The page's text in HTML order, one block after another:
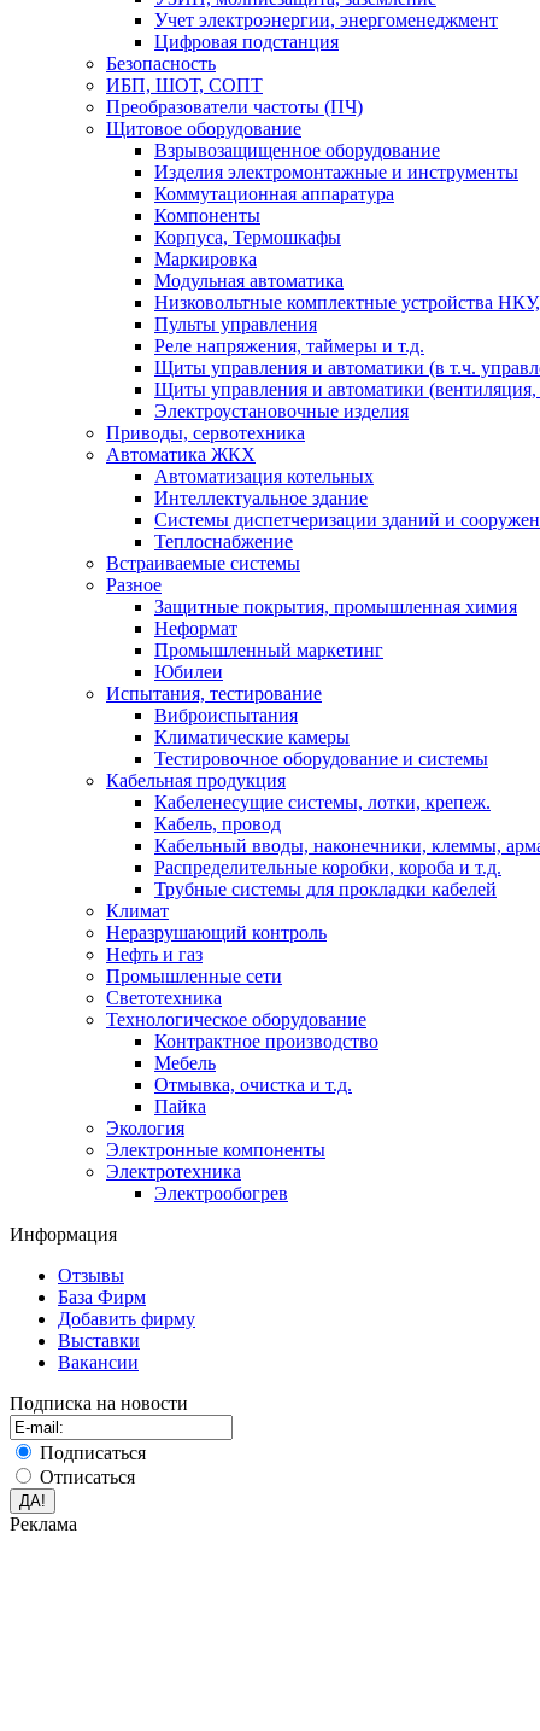
Учет электроэнергии, энергоменеджмент
Цифровая подстанция
Безопасность
ИБП, ШОТ, СОПТ
Преобразователи частоты (ПЧ)
Щитовое оборудование
Взрывозащищенное оборудование
Изделия электромонтажные и инструменты
Коммутационная аппаратура
Компоненты
Корпуса, Термошкафы
Маркировка
Модульная автоматика
Низковольтные комплектные устройства
Пульты управления
Реле напряжения, таймеры и т.д.
Щиты управления и автоматики (в т.ч.
Щиты управления и автоматики (вентиляция,
Электроустановочные изделия
Приводы, сервотехника
Автоматика ЖКХ
Автоматизация котельных
Интеллектуальное здание
Системы диспетчеризации зданий и
Теплоснабжение
Встраиваемые системы
Разное
Защитные покрытия, промышленная химия
Неформат
Промышленный маркетинг
Юбилеи
Испытания, тестирование
Виброиспытания
Климатические камеры
Тестировочное оборудование и системы
Кабельная продукция
Кабеленесущие системы, лотки, крепеж.
Кабель, провод
Кабельный вводы, наконечники, клеммы,
Распределительные коробки, короба и т.д.
Трубные системы для прокладки кабелей
Климат
Неразрушающий контроль
Нефть и газ
Промышленные сети
Светотехника
Технологическое оборудование
Контрактное производство
Мебель
Отмывка, очистка и т.д.
Пайка
Экология
Электронные компоненты
Электротехника
Электрообогрев
Информация
Отзывы
База Фирм
Добавить фирму
Выставки
Вакансии
Подписка на новости
Подписаться
Отписаться
Реклама